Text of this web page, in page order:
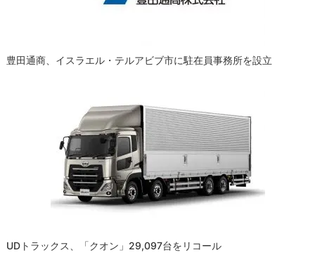
豊田通商、イスラエル・テルアビブ市に駐在員事務所を設立
UDトラックス、「クオン」29,097台をリコール